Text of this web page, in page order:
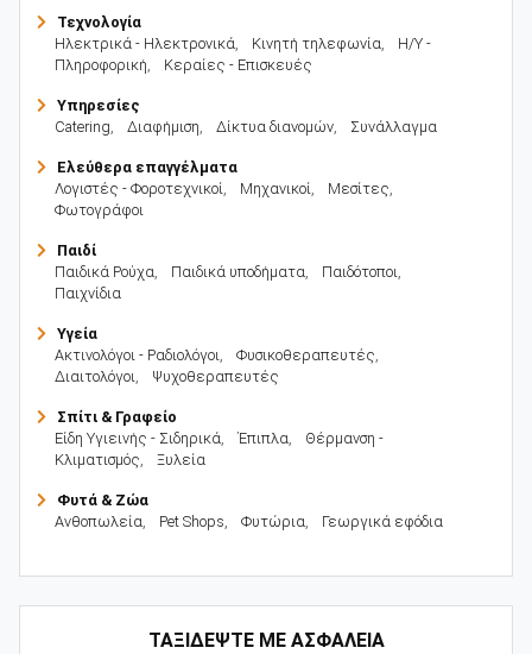
ΤΑΞΙΔΕΨΤΕ ΜΕ ΑΣΦΑΛΕΙΑ
Τεχνολογία
Ηλεκτρικά - Ηλεκτρονικά, Κινητή τηλεφωνία,
Η/Υ -
Πληροφορική, Κεραίες - Επισκευές
Υπηρεσίες
Catering, Διαφήμιση, Δίκτυα διανομών, Συνάλλαγμα
Ελεύθερα επαγγέλματα
Λογιστές - Φοροτεχνικοί, Μηχανικοί, Μεσίτες,
Φωτογράφοι
Παιδί
Παιδικά Ρούχα, Παιδικά υποδήματα, Παιδότοποι,
Παιχνίδια
Υγεία
Ακτινολόγοι - Ραδιολόγοι, Φυσικοθεραπευτές,
Διαιτολόγοι, Ψυχοθεραπευτές
Σπίτι & Γραφείο
Είδη Υγιεινής - Σιδηρικά, Έπιπλα,
Θέρμανση -
Κλιματισμός, Ξυλεία
Φυτά & Ζώα
Ανθοπωλεία, Pet Shops, Φυτώρια, Γεωργικά εφόδια